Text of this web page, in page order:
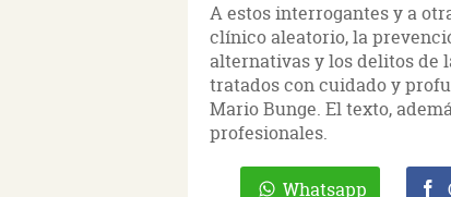
A estos interrogantes y a
clínico aleatorio, la
alternativas y los delitos de
tratados con cuidado y
Mario Bunge. El texto,
profesionales.
Whatsapp